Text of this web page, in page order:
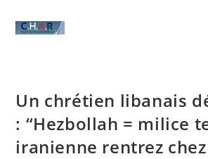
Un chrétien libanais
: “Hezbollah = milice
iranienne rentrez